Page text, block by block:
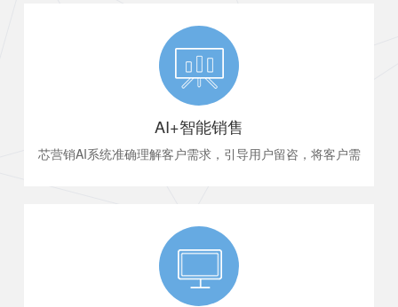
AI+智能销售
芯营销AI系统准确理解客户需求，引导用户留咨，将客户需